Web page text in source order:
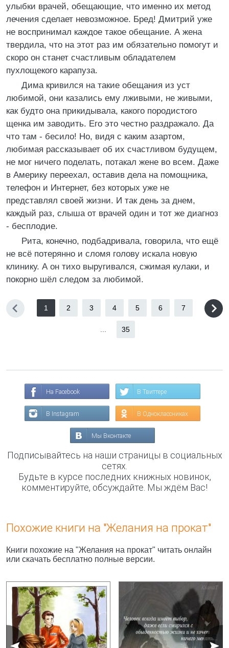
улыбки врачей, обещающие, что именно их метод
лечения сделает невозможное. Бред! Дмитрий уже
не воспринимал каждое такое обещание. А жена
твердила, что на этот раз им обязательно помогут и
скоро он станет счастливым обладателем
пухлощекого карапуза.
Дима кривился на такие обещания из уст
любимой, они казались ему лживыми, не живыми,
как будто она прикидывала, какого породистого
щенка им заводить. Его это честно раздражало. Да
что там - бесило! Но, видя с каким азартом,
любимая рассказывает об их счастливом будущем,
не мог ничего поделать, потакал жене во всем. Даже
в Америку переехал, оставив дела на помощника,
телефон и Интернет, без которых уже не
представлял своей жизни. И так день за днем,
каждый раз, слыша от врачей один и тот же диагноз
- бесплодие.
Рита, конечно, подбадривала, говорила, что ещё
не всё потерянно и сломя голову искала новую
клинику. А он тихо выругивался, сжимая кулаки, и
покорно шёл следом за любимой.
1 2 3 4 5 6 7
35
На Facebook В Твиттере
В Instagram В Одноклассниках
Мы Вконтакте
Подписывайтесь на наши страницы в социальных
сетях.
Будьте в курсе последних книжных новинок,
комментируйте, обсуждайте. Мы ждём Вас!
Похожие книги на "Желания на прокат"
Книги похожие на "Желания на прокат" читать онлайн
или скачать бесплатно полные версии.